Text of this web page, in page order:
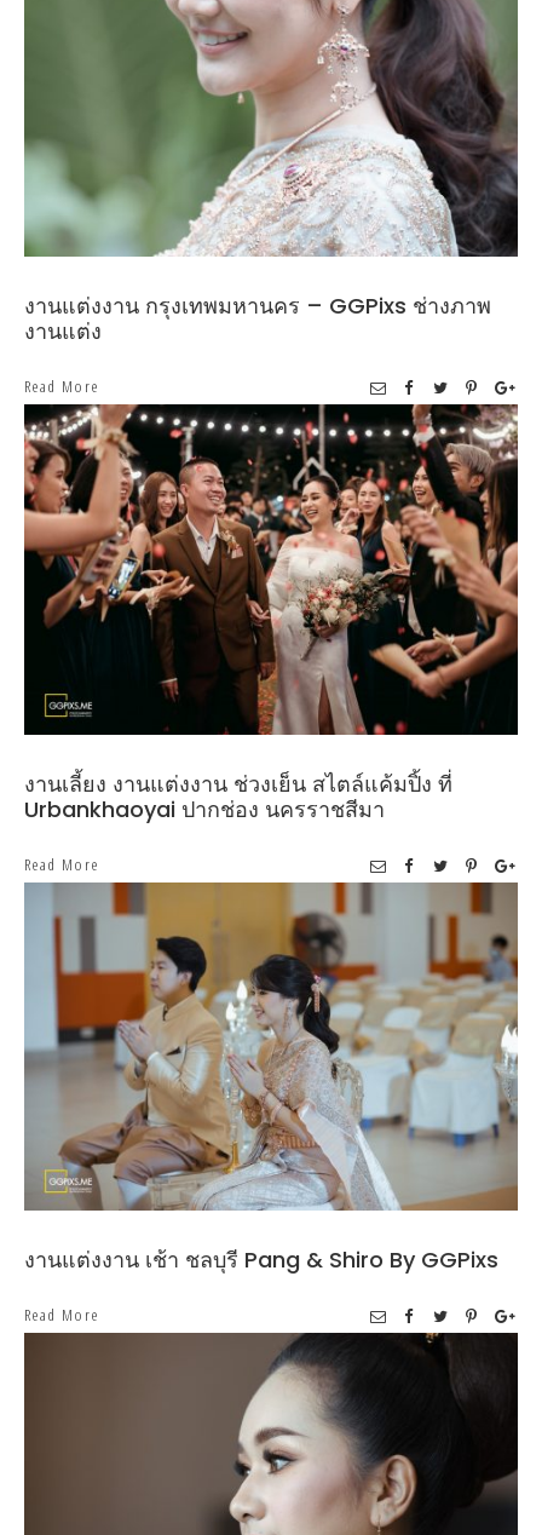
งานแต่งงาน กรุงเทพมหานคร – GGPixs ช่างภาพ
งานแต่ง
Read More
งานเลี้ยง งานแต่งงาน ช่วงเย็น สไตล์แค้มปิ้ง ที่
Urbankhaoyai ปากช่อง นครราชสีมา
Read More
งานแต่งงาน เช้า ชลบุรี Pang & Shiro By GGPixs
Read More